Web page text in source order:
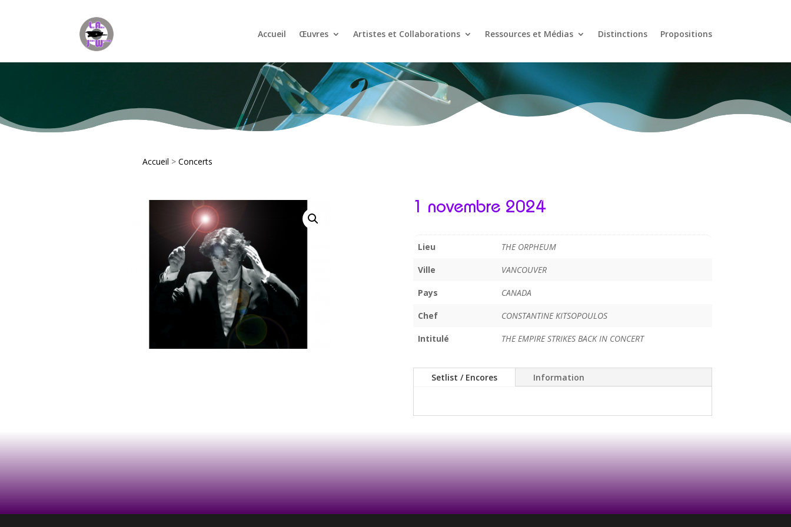
Accueil Œuvres Artistes et Collaborations Ressources et Médias Distinctions Propositions
Accueil > Concerts
1 novembre 2024
Lieu THE ORPHEUM
Ville VANCOUVER
Pays CANADA
Chef CONSTANTINE KITSOPOULOS
Intitulé THE EMPIRE STRIKES BACK IN CONCERT
Setlist / Encores Information